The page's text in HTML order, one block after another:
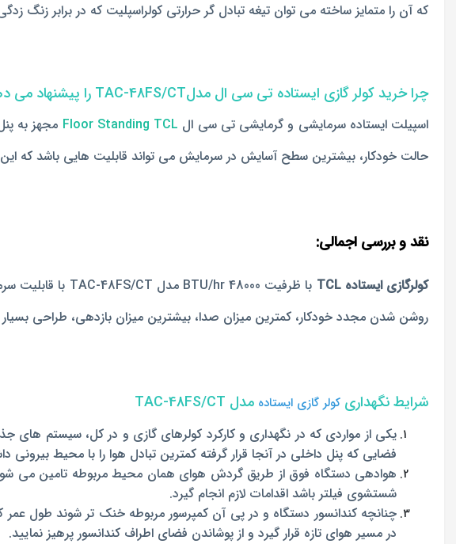
که آن را متمایز ساخته می توان تیغه تبادل گر حرارتی کولراسپلیت که در برابر زنگ
چرا خرید کولر گازی ایستاده تی سی ال مدلTAC-48FS/CT را پیشنهاد می دهیم!
اسپیلت ایستاده سرمایشی و گرمایشی تی سی ال Floor Standing TCL
حالت خودکار، بیشترین سطح آسایش در سرمایش می تواند قابلیت هایی باشد که
نقد و بررسی اجمالی:
کولرگازی ایستاده TCL
روشن شدن مجدد خودکار، کمترین میزان صدا، بیشترین میزان بازدهی، طراحی بسیار ایمن، تایمر 24 ساعته که مناسب برای سالن‌های بزرگ، ساختمان‌های اداری،
شرایط نگهداری کولر گازی ایستاده مدل TAC-48FS/CT
یکی از مواردی که در نگهداری و کارکرد کولرهای گازی و در کل، سیستم
فضایی که پنل داخلی در آنجا قرار گرفته کمترین تبادل هوا را با محیط بیرونی
هوادهی دستگاه فوق از طریق گردش هوای همان محیط مربوطه تامین می
شستشوی فیلتر باشد اقدامات لازم انجام گیرد.
چنانچه کندانسور دستگاه و در پی آن کمپرسور مربوطه خنک تر شوند طول
در مسیر هوای تازه قرار گیرد و از پوشاندن فضای اطراف کندانسور پرهیز نمایید.